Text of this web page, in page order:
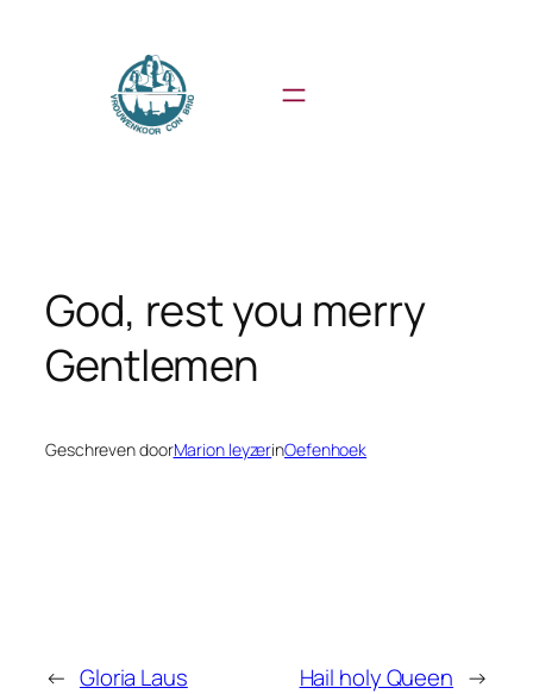
God, rest you merry
Gentlemen
Geschreven doorMarion leyzerinOefenhoek
← Gloria Laus Hail holy Queen →